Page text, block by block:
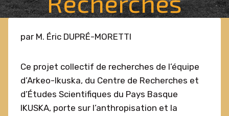
par M. Éric DUPRÉ-MORETTI
Ce projet collectif de recherches de l’équipe
d’Arkeo-Ikuska, du Centre de Recherches et
d’Études Scientifiques du Pays Basque
IKUSKA, porte sur l’anthropisation et la